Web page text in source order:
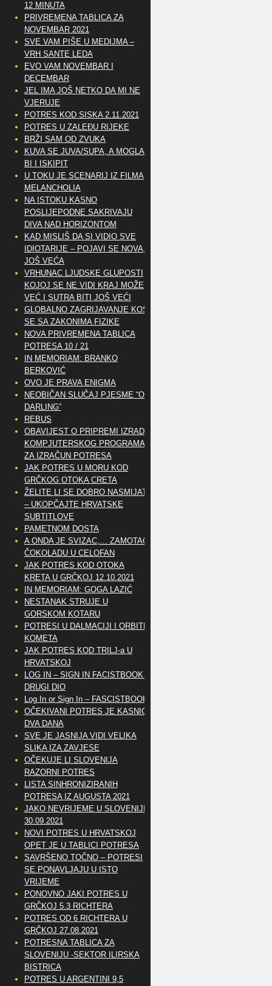
12 MINUTA
PRIVREMENA TABLICA ZA
NOVEMBAR 2021
SVE VAM PIŠE U MEDIJMA –
VRH SANTE LEDA
EVO VAM NOVEMBAR I
DECEMBAR
JEL IMA JOŠ NETKO DA MI NE
VJERUJE
POTRES KOD SISKA 2.11.2021
POTRES U ZALEĐU RIJEKE
BRŽI SAM OD ZVUKA
KUVA SE JUVA/SUPA, A MOGLA
BI I ISKIPIT
U TOKU JE SCENARIJ IZ FILMA
MELANCHOLIA
NA ISTOKU KASNO
POSLIJEPODNE SAKRIVAJU
DIVA NAD HORIZONTOM
KAD MISLIŠ DA SI VIDIO SVE
IDIOTARIJE – POJAVI SE NOVA,..
JOŠ VEĆA
VRHUNAC LJUDSKE GLUPOSTI
KOJOJ SE NE VIDI KRAJ MOŽE
VEĆ I SUTRA BITI JOŠ VEĆI
GLOBALNO ZAGRIJAVANJE KOSI
SE SA ZAKONIMA FIZIKE
NOVA PRIVREMENA TABLICA
POTRESA 10 / 21
IN MEMORIAM: BRANKO
BERKOVIĆ
OVO JE PRAVA ENIGMA
NEOBIČAN SLUČAJ PJESME “OH
DARLING”
REBUS
OBAVIJEST O PRIPREMI IZRADE
KOMPJUTERSKOG PROGRAMA
ZA IZRAČUN POTRESA
JAK POTRES U MORU KOD
GRČKOG OTOKA CRETA
ŽELITE LI SE DOBRO NASMIJATI
– UKOPČAJTE HRVATSKE
SUBTITLOVE
PAMETNOM DOSTA
A ONDA JE SVIZAC,… ZAMOTAO
ČOKOLADU U CELOFAN
JAK POTRES KOD OTOKA
KRETA U GRČKOJ 12.10.2021
IN MEMORIAM: GOGA LAZIĆ
NESTANAK STRUJE U
GORSKOM KOTARU
POTRESI U DALMACIJI I ORBITE
KOMETA
JAK POTRES KOD TRILJ-a U
HRVATSKOJ
LOG IN – SIGN IN FACISTBOOK –
DRUGI DIO
Log In or Sign In – FASCISTBOOK
OČEKIVANI POTRES JE KASNIO
DVA DANA
SVE JE JASNIJA VIDI VELIKA
SLIKA IZA ZAVJESE
OČEKUJE LI SLOVENIJA
RAZORNI POTRES
LISTA SINHRONIZIRANIH
POTRESA IZ AUGUSTA 2021
JAKO NEVRIJEME U SLOVENIJI
30.09.2021
NOVI POTRES U HRVATSKOJ
OPET JE U TABLICI POTRESA
SAVRŠENO TOČNO – POTRESI
SE PONAVLJAJU U ISTO
VRIJEME
PONOVNO JAKI POTRES U
GRČKOJ 5.3 RICHTERA
POTRES OD 6 RICHTERA U
GRČKOJ 27.08.2021
POTRESNA TABLICA ZA
SLOVENIJU -SEKTOR ILIRSKA
BISTRICA
POTRES U ARGENTINI 9,5